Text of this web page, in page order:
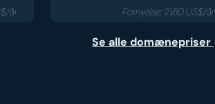
år Fornyelse: 21,60 US$/år
Se alle domænepriser